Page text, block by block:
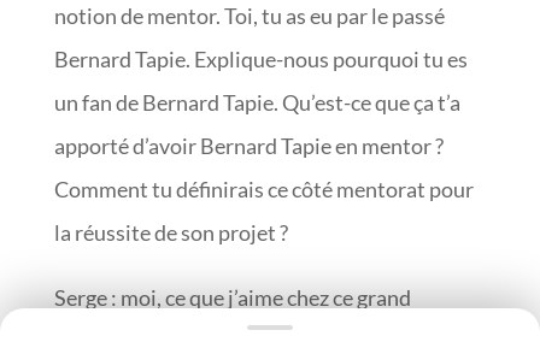
notion de mentor. Toi, tu as eu par le passé
Bernard Tapie. Explique-nous pourquoi tu es
un fan de Bernard Tapie. Qu’est-ce que ça t’a
apporté d’avoir Bernard Tapie en mentor ?
Comment tu définirais ce côté mentorat pour
la réussite de son projet ?
Serge : moi, ce que j’aime chez ce grand